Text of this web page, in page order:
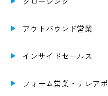
アウトバウンド営業
インサイドセールス
フォーム営業・テレアポ